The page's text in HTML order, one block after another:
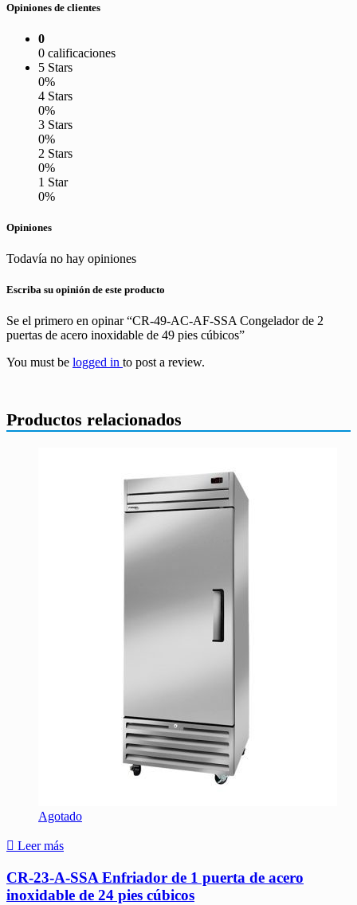
Opiniones de clientes
0
0 calificaciones
5 Stars
0%
4 Stars
0%
3 Stars
0%
2 Stars
0%
1 Star
0%
Opiniones
Todavía no hay opiniones
Escriba su opinión de este producto
Se el primero en opinar “CR-49-AC-AF-SSA Congelador de 2
puertas de acero inoxidable de 49 pies cúbicos”
You must be logged in to post a review.
Productos relacionados
Agotado
Leer más
CR-23-A-SSA Enfriador de 1 puerta de acero
inoxidable de 24 pies cúbicos